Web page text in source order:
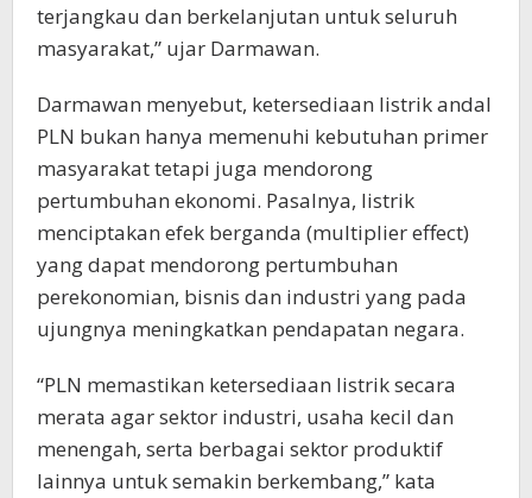
terjangkau dan berkelanjutan untuk seluruh
masyarakat,” ujar Darmawan.
Darmawan menyebut, ketersediaan listrik andal
PLN bukan hanya memenuhi kebutuhan primer
masyarakat tetapi juga mendorong
pertumbuhan ekonomi. Pasalnya, listrik
menciptakan efek berganda (multiplier effect)
yang dapat mendorong pertumbuhan
perekonomian, bisnis dan industri yang pada
ujungnya meningkatkan pendapatan negara.
“PLN memastikan ketersediaan listrik secara
merata agar sektor industri, usaha kecil dan
menengah, serta berbagai sektor produktif
lainnya untuk semakin berkembang,” kata